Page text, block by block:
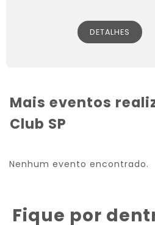
DETALHES
Mais eventos
Club SP
Nenhum evento encontrado.
Fique por